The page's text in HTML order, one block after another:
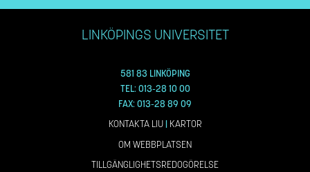
LINKÖPINGS UNIVERSITET
581 83 LINKÖPING
TEL: 013-28 10 00
FAX: 013-28 89 09
KONTAKTA LIU| KARTOR
OM WEBBPLATSEN
TILLGÄNGLIGHETSREDOGÖRELSE